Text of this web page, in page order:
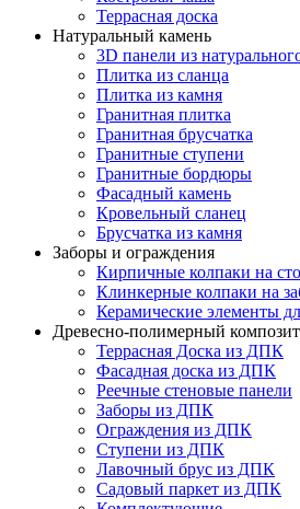
Террасная доска
Натуральный камень
3D панели из
Плитка из сланца
Плитка из камня
Гранитная плитка
Гранитная брусчатка
Гранитные ступени
Гранитные бордюры
Фасадный камень
Кровельный сланец
Брусчатка из камня
Заборы и ограждения
Кирпичные колпаки на
Клинкерные колпаки на
Керамические элементы
Древесно-полимерный
Террасная Доска из ДПК
Фасадная доска из ДПК
Реечные стеновые панели
Заборы из ДПК
Ограждения из ДПК
Ступени из ДПК
Лавочный брус из ДПК
Садовый паркет из ДПК